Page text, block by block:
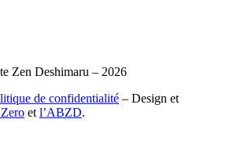
Zen Deshimaru – 2026
de confidentialité – Design et
et l’ABZD.